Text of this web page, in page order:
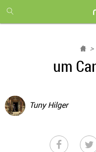
month
free
um
Tuny Hilger